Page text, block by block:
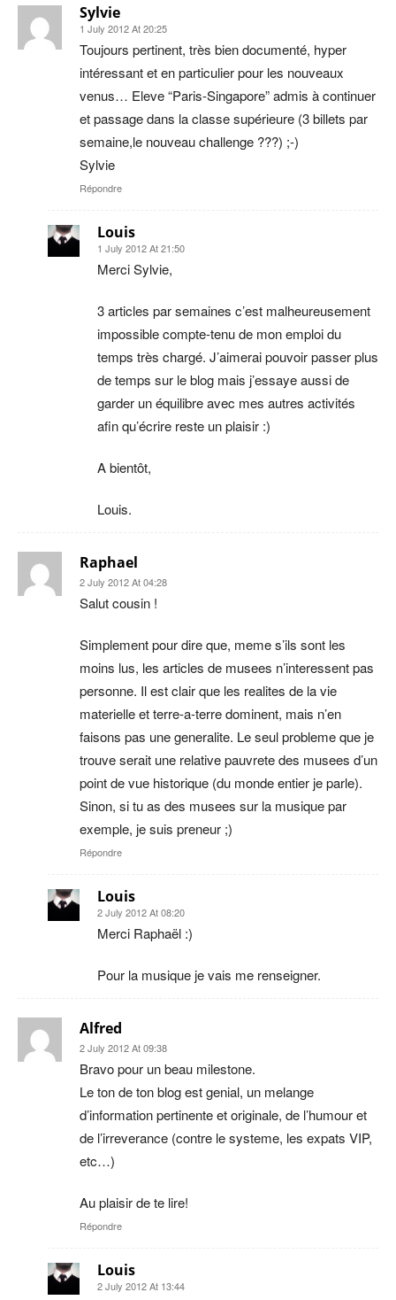
Sylvie
1 July 2012 At 20:25
Toujours pertinent, très bien documenté, hyper
intéressant et en particulier pour les nouveaux
venus… Eleve “Paris-Singapore” admis à continuer
et passage dans la classe supérieure (3 billets par
semaine,le nouveau challenge ???) ;-)
Sylvie
Répondre
Louis
1 July 2012 At 21:50
Merci Sylvie,
3 articles par semaines c’est malheureusement
impossible compte-tenu de mon emploi du
temps très chargé. J’aimerai pouvoir passer plus
de temps sur le blog mais j’essaye aussi de
garder un équilibre avec mes autres activités
afin qu’écrire reste un plaisir :)
A bientôt,
Louis.
Raphael
2 July 2012 At 04:28
Salut cousin !
Simplement pour dire que, meme s’ils sont les
moins lus, les articles de musees n’interessent pas
personne. Il est clair que les realites de la vie
materielle et terre-a-terre dominent, mais n’en
faisons pas une generalite. Le seul probleme que je
trouve serait une relative pauvrete des musees d’un
point de vue historique (du monde entier je parle).
Sinon, si tu as des musees sur la musique par
exemple, je suis preneur ;)
Répondre
Louis
2 July 2012 At 08:20
Merci Raphaël :)
Pour la musique je vais me renseigner.
Alfred
2 July 2012 At 09:38
Bravo pour un beau milestone.
Le ton de ton blog est genial, un melange
d’information pertinente et originale, de l’humour et
de l’irreverance (contre le systeme, les expats VIP,
etc…)
Au plaisir de te lire!
Répondre
Louis
2 July 2012 At 13:44